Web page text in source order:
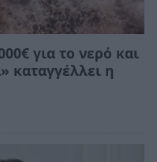
για το νερό και
καταγγέλλει η